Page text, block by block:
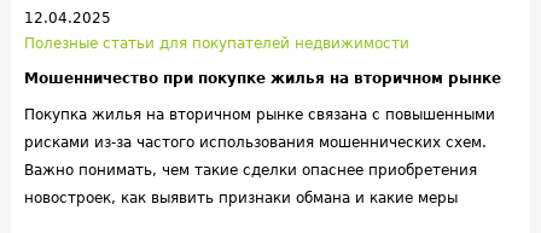
12.04.2025
Полезные статьи для покупателей недвижимости
Мошенничество при покупке жилья на вторичном рынке
Покупка жилья на вторичном рынке связана с повышенными
рисками из-за частого использования мошеннических схем.
Важно понимать, чем такие сделки опаснее приобретения
новостроек, как выявить признаки обмана и какие меры